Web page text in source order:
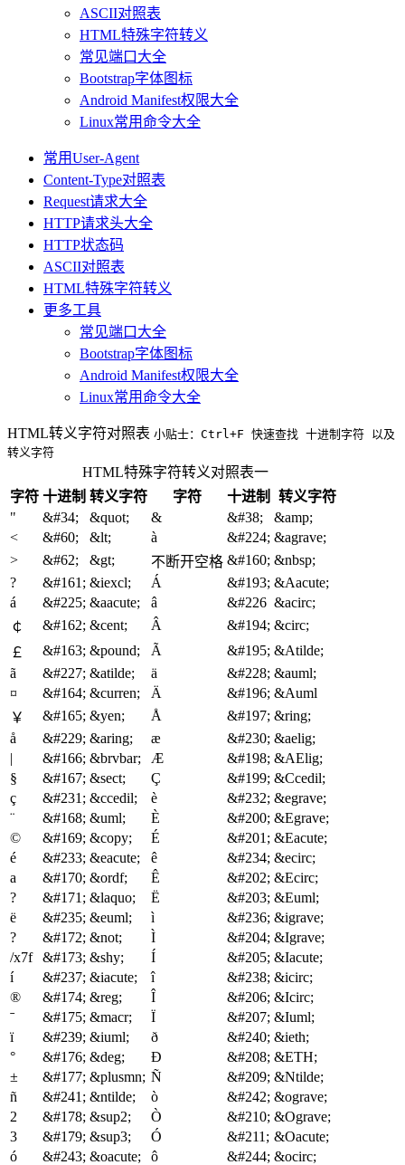
ASCII对照表
HTML特殊字符转义
常见端口大全
Bootstrap字体图标
Android Manifest权限大全
Linux常用命令大全
常用User-Agent
Content-Type对照表
Request请求大全
HTTP请求头大全
HTTP状态码
ASCII对照表
HTML特殊字符转义
更多工具
常见端口大全
Bootstrap字体图标
Android Manifest权限大全
Linux常用命令大全
HTML转义字符对照表 小贴士：Ctrl+F 快速查找 十进制字符 以及
转义字符
HTML特殊字符转义对照表一
字符 十进制 转义字符 字符 十进制
转义字符
"
&#34; &quot; & &#38;
&amp;
<
&#60; &lt; à &#224; &agrave;
>
&#62; &gt; 不断开空格 &#160; &nbsp;
?
&#161; &iexcl; Á &#193; &Aacute;
á
&#225; &aacute; â &#226 &acirc;
￠
&#162; &cent; Â &#194; &circ;
￡
&#163; &pound; Ã &#195; &Atilde;
ã
&#227; &atilde; ä &#228; &auml;
¤
&#164; &curren; Ä &#196; &Auml
￥
&#165; &yen; Å &#197; &ring;
å
&#229; &aring; æ &#230; &aelig;
|
&#166; &brvbar; Æ &#198; &AElig;
§
&#167; &sect; Ç &#199; &Ccedil;
ç
&#231; &ccedil; è &#232; &egrave;
¨
&#168; &uml; È &#200; &Egrave;
©
&#169; &copy; É &#201; &Eacute;
é
&#233; &eacute; ê &#234; &ecirc;
a
&#170; &ordf; Ê &#202; &Ecirc;
?
&#171; &laquo; Ë &#203; &Euml;
ë
&#235; &euml; ì &#236; &igrave;
?
&#172; &not; Ì &#204; &Igrave;
/x7f
&#173; &shy; Í &#205; &Iacute;
í
&#237; &iacute; î &#238; &icirc;
®
&#174; &reg; Î &#206; &Icirc;
ˉ
&#175; &macr; Ï &#207; &Iuml;
ï
&#239; &iuml; ð &#240; &ieth;
°
&#176; &deg; Ð &#208; &ETH;
±
&#177; &plusmn; Ñ &#209; &Ntilde;
ñ
&#241; &ntilde; ò &#242; &ograve;
2
&#178; &sup2; Ò &#210; &Ograve;
3
&#179; &sup3; Ó &#211; &Oacute;
ó
&#243; &oacute; ô &#244; &ocirc;